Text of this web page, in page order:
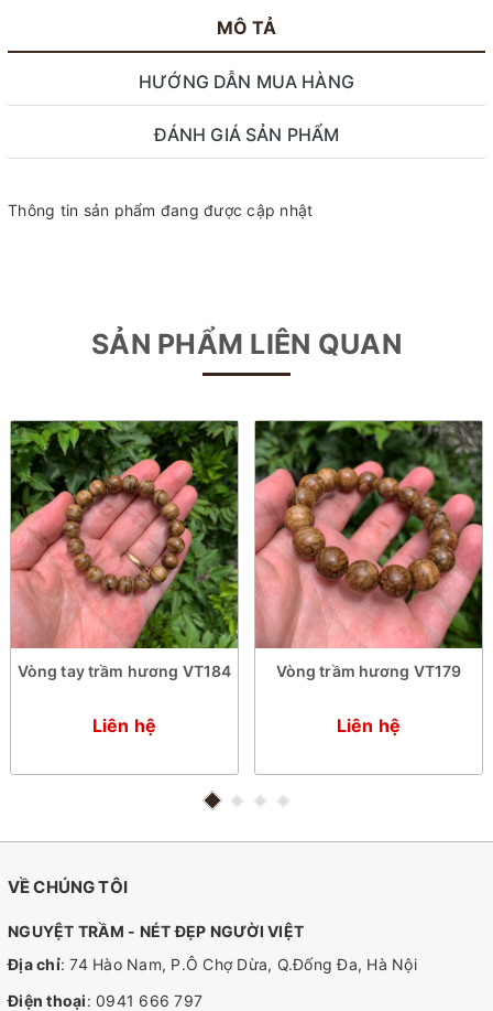
MÔ TẢ
HƯỚNG DẪN MUA HÀNG
ĐÁNH GIÁ SẢN PHẨM
Thông tin sản phẩm đang được cập nhật
SẢN PHẨM LIÊN QUAN
Vòng tay trầm hương VT184
Liên hệ
Vòng trầm hương VT179
Liên hệ
VỀ CHÚNG TÔI
NGUYỆT TRẦM - NÉT ĐẸP NGƯỜI VIỆT
Địa chỉ: 74 Hào Nam, P.Ô Chợ Dừa, Q.Đống Đa, Hà Nội
Điện thoại: 0941 666 797